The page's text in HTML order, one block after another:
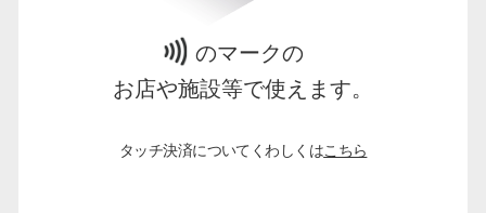
のマークの
お店や施設等で使えます。
タッチ決済についてくわしくはこちら